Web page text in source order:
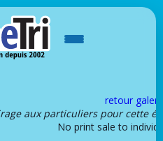
retour
aux particuliers pour cette
No print sale to